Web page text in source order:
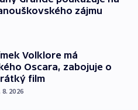
zájmu
Volklore má
Oscara, zabojuje o
film
8. 2026